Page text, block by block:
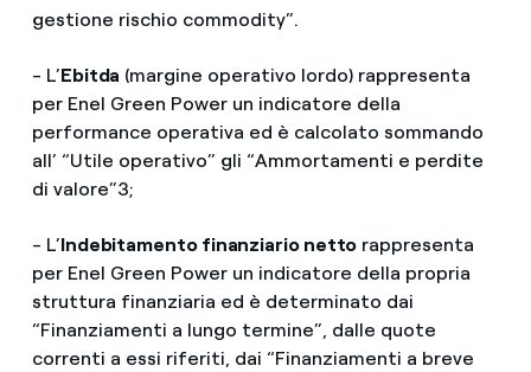
gestione rischio commodity”.
- L’Ebitda (margine operativo lordo) rappresenta
per Enel Green Power un indicatore della
performance operativa ed è calcolato sommando
all’ “Utile operativo” gli “Ammortamenti e perdite
di valore”3;
- L’Indebitamento finanziario netto rappresenta
per Enel Green Power un indicatore della propria
struttura finanziaria ed è determinato dai
“Finanziamenti a lungo termine”, dalle quote
correnti a essi riferiti, dai “Finanziamenti a breve